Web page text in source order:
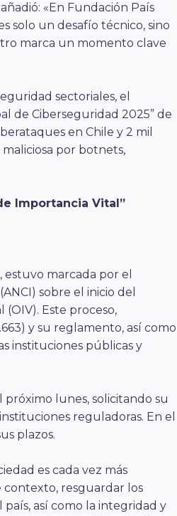
«En Fundación País
solo un desafío técnico, sino
marca un momento clave
sectoriales, el
de Ciberseguridad 2025” de
en Chile y 2 mil
por botnets,
Importancia Vital”
estuvo marcada por el
sobre el inicio del
Este proceso,
y su reglamento, así como
instituciones públicas y
lunes, solicitando su
reguladoras. En el
plazos.
es cada vez más
contexto, resguardar los
así como la integridad y